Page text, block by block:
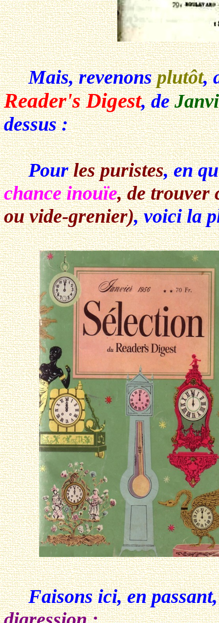
Mais, revenonsplutôt,
Reader's Digest, de
dessus :
Pourles puristes, en
chance inouïe, de trouver
ou vide-grenier), voici la
Faisons ici, en